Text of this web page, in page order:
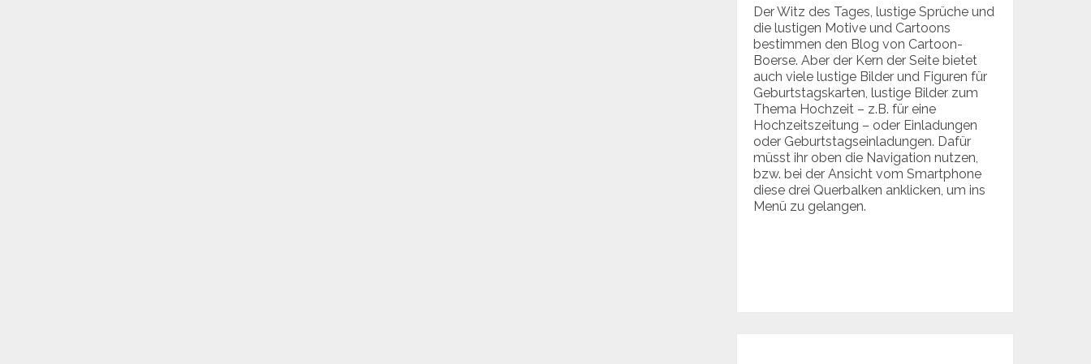
Der Witz des Tages, lustige Sprüche und
die lustigen Motive und Cartoons
bestimmen den Blog von Cartoon-
Boerse. Aber der Kern der Seite bietet
auch viele lustige Bilder und Figuren für
Geburtstagskarten, lustige Bilder zum
Thema Hochzeit – z.B. für eine
Hochzeitszeitung – oder Einladungen
oder Geburtstagseinladungen. Dafür
müsst ihr oben die Navigation nutzen,
bzw. bei der Ansicht vom Smartphone
diese drei Querbalken anklicken, um ins
Menü zu gelangen.